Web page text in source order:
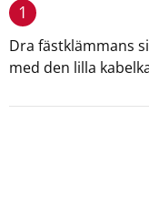
1
Dra fästklämmans
med den lilla